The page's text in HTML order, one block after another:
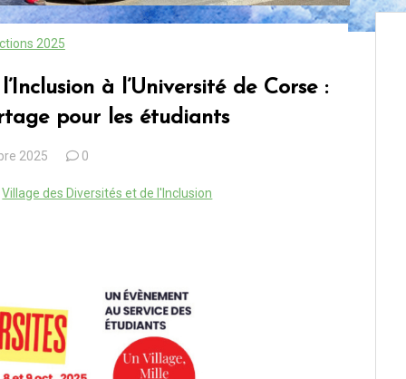
2025
à l’Université de Corse :
pour les étudiants
2025 0
Village des Diversités et de l'Inclusion